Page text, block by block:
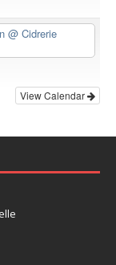
@ Cidrerie
View Calendar